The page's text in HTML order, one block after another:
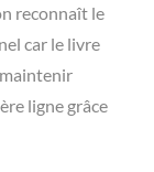
reconnaît le
car le livre
ligne grâce